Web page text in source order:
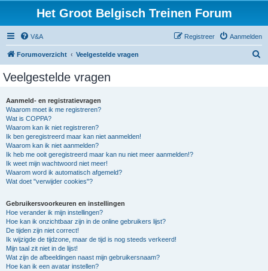
Het Groot Belgisch Treinen Forum
V&A Aanmelden
Registreer
Forumoverzicht Veelgestelde vragen
Veelgestelde vragen
Aanmeld- en registratievragen
Waarom moet ik me registreren?
Wat is COPPA?
Waarom kan ik niet registreren?
Ik ben geregistreerd maar kan niet aanmelden!
Waarom kan ik niet aanmelden?
Ik heb me ooit geregistreerd maar kan nu niet meer aanmelden!?
Ik weet mijn wachtwoord niet meer!
Waarom word ik automatisch afgemeld?
Wat doet "verwijder cookies"?
Gebruikersvoorkeuren en instellingen
Hoe verander ik mijn instellingen?
Hoe kan ik onzichtbaar zijn in de online gebruikers lijst?
De tijden zijn niet correct!
Ik wijzigde de tijdzone, maar de tijd is nog steeds verkeerd!
Mijn taal zit niet in de lijst!
Wat zijn de afbeeldingen naast mijn gebruikersnaam?
Hoe kan ik een avatar instellen?